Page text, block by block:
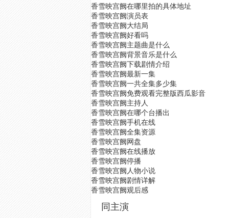
香雪映宫阙在哪里拍的具体地址
香雪映宫阙演员表
香雪映宫阙大结局
香雪映宫阙好看吗
香雪映宫阙主题曲是什么
香雪映宫阙背景音乐是什么
香雪映宫阙下载剧情介绍
香雪映宫阙最新一集
香雪映宫阙一共全集多少集
香雪映宫阙免费观看完整版西瓜影音
香雪映宫阙主持人
香雪映宫阙在哪个台播出
香雪映宫阙手机在线
香雪映宫阙全集资源
香雪映宫阙网盘
香雪映宫阙在线播放
香雪映宫阙停播
香雪映宫阙人物小说
香雪映宫阙剧情详解
香雪映宫阙观后感
同主演